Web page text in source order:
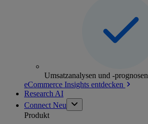
Umsatzanalysen und -prognosen
eCommerce Insights entdecken
Research AI
Connect Neu
Produkt